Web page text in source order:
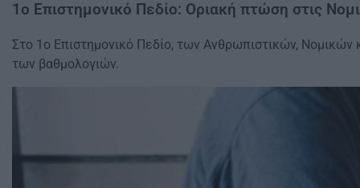
1ο Επιστημονικό Πεδίο: Οριακή πτώση στις
Στο 1ο Επιστημονικό Πεδίο, των Ανθρωπιστικών,
των βαθμολογιών.